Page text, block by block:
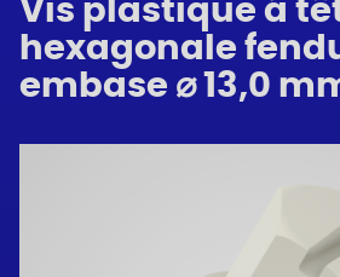
Vis plastique á
hexagonale
embase ⌀ 13,0